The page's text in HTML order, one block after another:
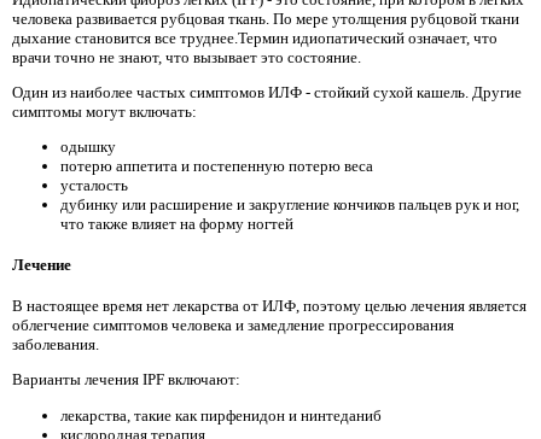
человека развивается рубцовая ткань. По мере утолщения рубцовой ткани
дыхание становится все труднее.Термин идиопатический означает, что
врачи точно не знают, что вызывает это состояние.
Один из наиболее частых симптомов ИЛФ - стойкий сухой кашель. Другие
симптомы могут включать:
одышку
потерю аппетита и постепенную потерю веса
усталость
дубинку или расширение и закругление кончиков пальцев рук и ног,
что также влияет на форму ногтей
Лечение
В настоящее время нет лекарства от ИЛФ, поэтому целью лечения является
облегчение симптомов человека и замедление прогрессирования
заболевания.
Варианты лечения IPF включают:
лекарства, такие как пирфенидон и нинтеданиб
кислородная терапия